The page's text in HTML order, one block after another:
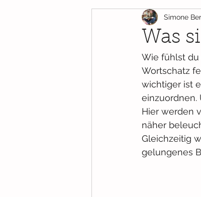
Was
Simone
Wie fühlst du
Wortschatz
wichtiger ist
Hier werden
näher
Gleichzeitig
gelungenes